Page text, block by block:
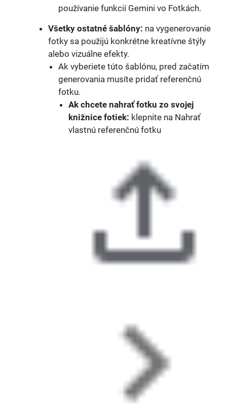
používanie funkcií Gemini vo Fotkách.
Všetky ostatné šablóny: na vygenerovanie
fotky sa použijú konkrétne kreatívne štýly
alebo vizuálne efekty.
Ak vyberiete túto šablónu, pred začatím
generovania musíte pridať referenčnú
fotku.
Ak chcete nahrať fotku zo svojej
knižnice fotiek: klepnite na Nahrať
vlastnú referenčnú fotku